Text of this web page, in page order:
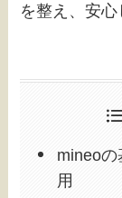
を整え、安心
mineoの
用